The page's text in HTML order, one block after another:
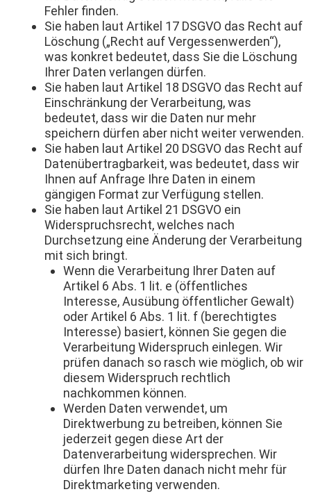
Fehler finden.
Sie haben laut Artikel 17 DSGVO das Recht auf
Löschung („Recht auf Vergessenwerden“),
was konkret bedeutet, dass Sie die Löschung
Ihrer Daten verlangen dürfen.
Sie haben laut Artikel 18 DSGVO das Recht auf
Einschränkung der Verarbeitung, was
bedeutet, dass wir die Daten nur mehr
speichern dürfen aber nicht weiter verwenden.
Sie haben laut Artikel 20 DSGVO das Recht auf
Datenübertragbarkeit, was bedeutet, dass wir
Ihnen auf Anfrage Ihre Daten in einem
gängigen Format zur Verfügung stellen.
Sie haben laut Artikel 21 DSGVO ein
Widerspruchsrecht, welches nach
Durchsetzung eine Änderung der Verarbeitung
mit sich bringt.
Wenn die Verarbeitung Ihrer Daten auf
Artikel 6 Abs. 1 lit. e (öffentliches
Interesse, Ausübung öffentlicher Gewalt)
oder Artikel 6 Abs. 1 lit. f (berechtigtes
Interesse) basiert, können Sie gegen die
Verarbeitung Widerspruch einlegen. Wir
prüfen danach so rasch wie möglich, ob wir
diesem Widerspruch rechtlich
nachkommen können.
Werden Daten verwendet, um
Direktwerbung zu betreiben, können Sie
jederzeit gegen diese Art der
Datenverarbeitung widersprechen. Wir
dürfen Ihre Daten danach nicht mehr für
Direktmarketing verwenden.